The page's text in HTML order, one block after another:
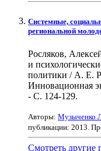
Системные,
региональной
Росляков,
и
политики / А. Е.
Инновационная
- С. 124-129.
Авторы: Музыченко
публикации: 2013 .
Смотреть другие